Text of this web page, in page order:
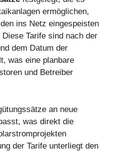
ermöglichen,
ins Netz eingespeisten
Tarife sind nach der
dem Datum der
was eine planbare
und Betreiber
an neue
was direkt die
der Tarife unterliegt den